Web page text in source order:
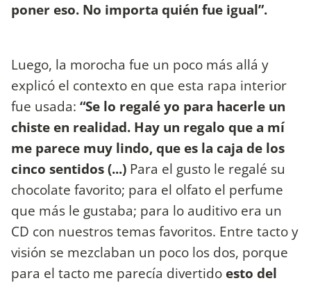
poner eso. No importa quién fue igual”.
Luego, la morocha fue un poco más allá y
explicó el contexto en que esta rapa interior
fue usada: “Se lo regalé yo para hacerle un
chiste en realidad. Hay un regalo que a mí
me parece muy lindo, que es la caja de los
cinco sentidos (...) Para el gusto le regalé su
chocolate favorito; para el olfato el perfume
que más le gustaba; para lo auditivo era un
CD con nuestros temas favoritos. Entre tacto y
visión se mezclaban un poco los dos, porque
para el tacto me parecía divertido esto del